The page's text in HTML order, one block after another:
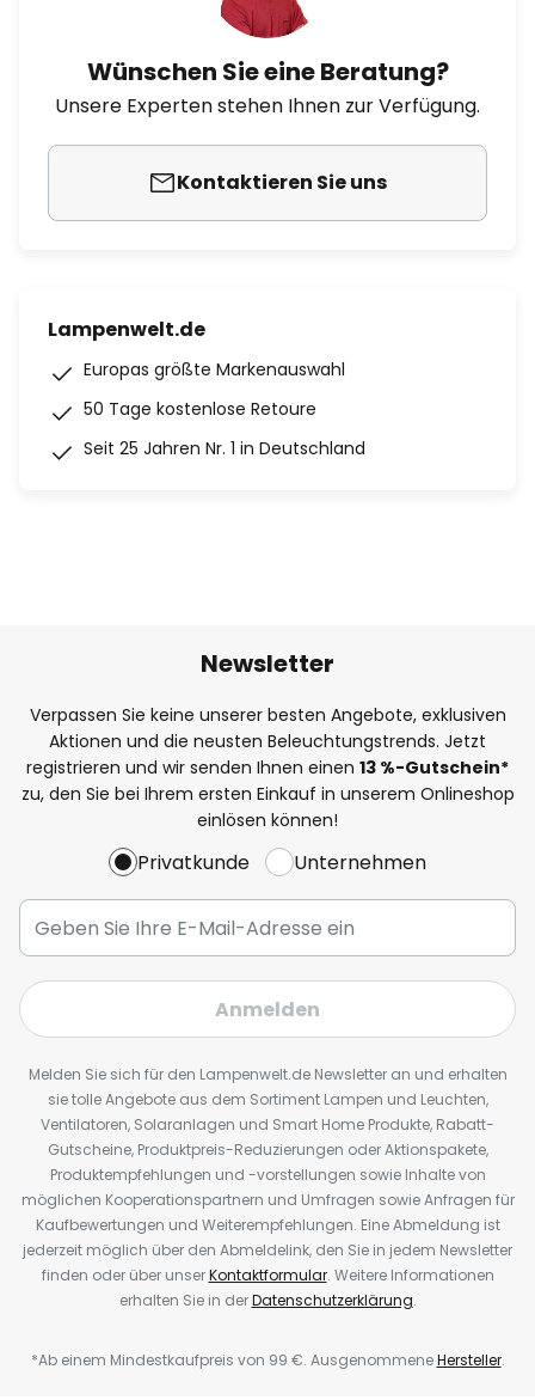
Wünschen Sie eine Beratung?
Unsere Experten stehen Ihnen zur Verfügung.
Kontaktieren Sie uns
Lampenwelt.de
Europas größte Markenauswahl
50 Tage kostenlose Retoure
Seit 25 Jahren Nr. 1 in Deutschland
Newsletter
Verpassen Sie keine unserer besten Angebote, exklusiven
Aktionen und die neusten Beleuchtungstrends. Jetzt
registrieren und wir senden Ihnen einen 13 %-Gutschein*
zu, den Sie bei Ihrem ersten Einkauf in unserem Onlineshop
einlösen können!
Privatkunde Unternehmen
Anmelden
Melden Sie sich für den Lampenwelt.de Newsletter an und erhalten
sie tolle Angebote aus dem Sortiment Lampen und Leuchten,
Ventilatoren, Solaranlagen und Smart Home Produkte, Rabatt-
Gutscheine, Produktpreis-Reduzierungen oder Aktionspakete,
Produktempfehlungen und -vorstellungen sowie Inhalte von
möglichen Kooperationspartnern und Umfragen sowie Anfragen für
Kaufbewertungen und Weiterempfehlungen. Eine Abmeldung ist
jederzeit möglich über den Abmeldelink, den Sie in jedem Newsletter
finden oder über unserKontaktformular. Weitere Informationen
erhalten Sie in derDatenschutzerklärung.
*Ab einem Mindestkaufpreis von 99 €. AusgenommeneHersteller.